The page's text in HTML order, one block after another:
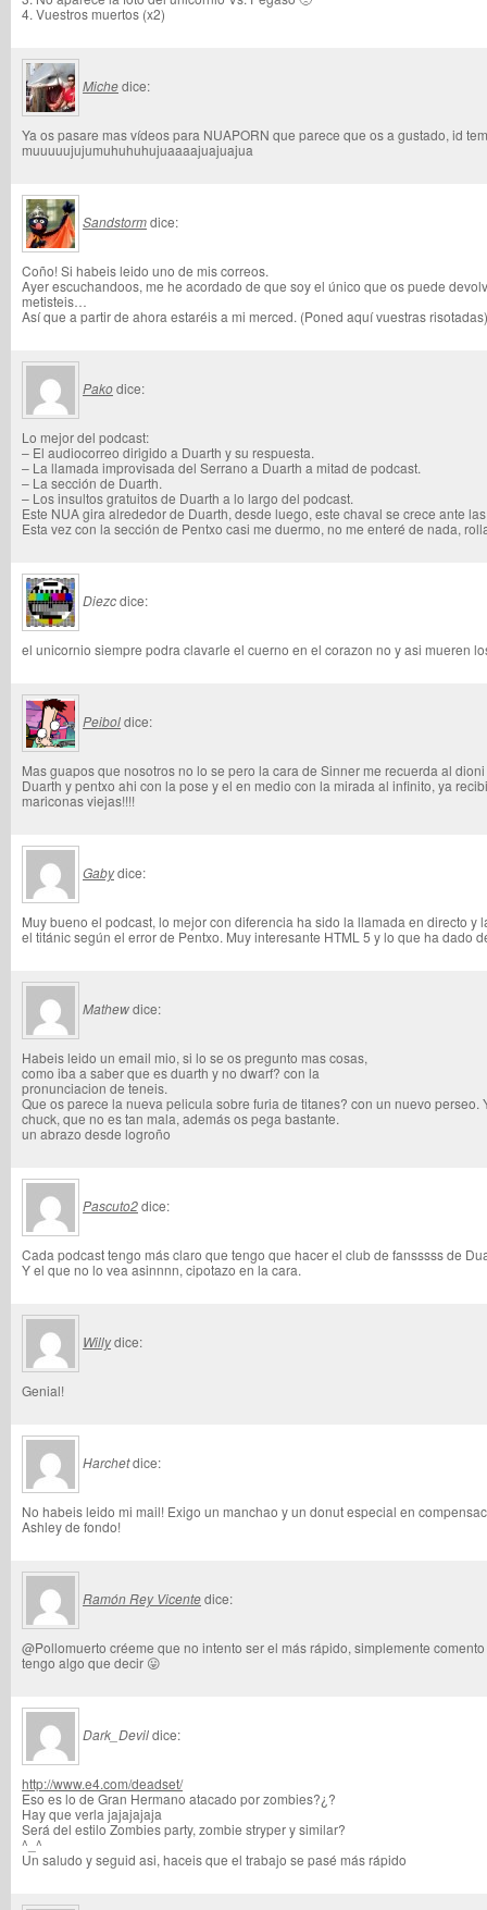
4. Vuestros muertos (x2)
Michedice:
Ya os pasare mas vídeos para NUAPORN que parece que os a gustado, id
muuuuujujumuhuhuhujuaaaajuajuajua
Sandstormdice:
Coño! Si habeis leido uno de mis correos.
Ayer escuchandoos, me he acordado de que soy el único que os puede
metisteis…
Así que a partir de ahora estaréis a mi merced. (Poned aquí vuestras risotadas)
Pakodice:
Lo mejor del podcast:
– El audiocorreo dirigido a Duarth y su respuesta.
– La llamada improvisada del Serrano a Duarth a mitad de podcast.
– La sección de Duarth.
– Los insultos gratuitos de Duarth a lo largo del podcast.
Este NUA gira alrededor de Duarth, desde luego, este chaval se crece ante
Esta vez con la sección de Pentxo casi me duermo, no me enteré de nada,
Diezcdice:
el unicornio siempre podra clavarle el cuerno en el corazon no y asi mueren
Peiboldice:
Mas guapos que nosotros no lo se pero la cara de Sinner me recuerda al
Duarth y pentxo ahi con la pose y el en medio con la mirada al infinito, ya
mariconas viejas!!!!
Gabydice:
Muy bueno el podcast, lo mejor con diferencia ha sido la llamada en directo y
el titánic según el error de Pentxo. Muy interesante HTML 5 y lo que ha dado
Mathewdice:
Habeis leido un email mio, si lo se os pregunto mas cosas,
como iba a saber que es duarth y no dwarf? con la
pronunciacion de teneis.
Que os parece la nueva pelicula sobre furia de titanes? con un nuevo perseo.
chuck, que no es tan mala, además os pega bastante.
un abrazo desde logroño
Pascuto2dice:
Cada podcast tengo más claro que tengo que hacer el club de fansssss de
Y el que no lo vea asinnnn, cipotazo en la cara.
Willydice:
Genial!
Harchetdice:
No habeis leido mi mail! Exigo un manchao y un donut especial en
Ashley de fondo!
Ramón Rey Vicentedice:
@Pollomuerto créeme que no intento ser el más rápido, simplemente
tengo algo que decir 😛
Dark_Devildice:
http://www.e4.com/deadset/
Eso es lo de Gran Hermano atacado por zombies?¿?
Hay que verla jajajajaja
Será del estilo Zombies party, zombie stryper y similar?
^_^
Un saludo y seguid asi, haceis que el trabajo se pasé más rápido